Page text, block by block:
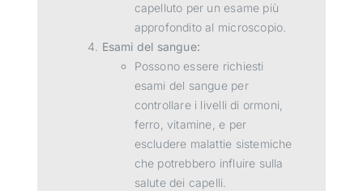
capelluto per un esame più
approfondito al microscopio.
Esami del sangue:
Possono essere richiesti
esami del sangue per
controllare i livelli di ormoni,
ferro, vitamine, e per
escludere malattie sistemiche
che potrebbero influire sulla
salute dei capelli.